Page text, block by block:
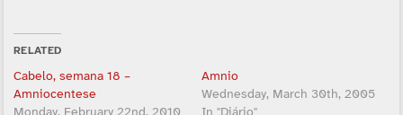
RELATED
Cabelo, semana 18 –
Amniocentese
Amnio
Wednesday, March 30th, 2005